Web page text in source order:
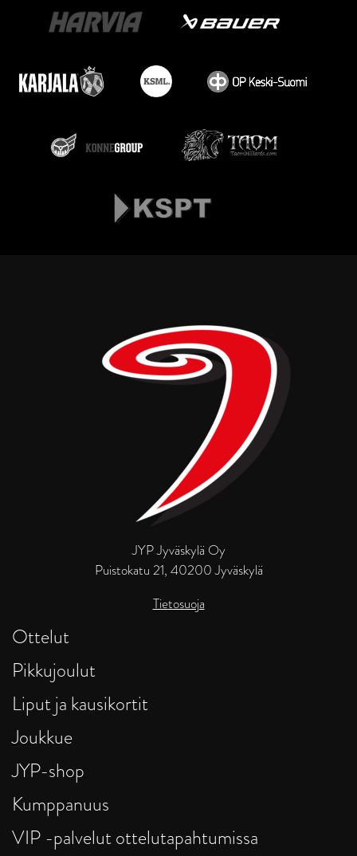
JYP Jyväskylä Oy
Puistokatu 21, 40200 Jyväskylä
Tietosuoja
Ottelut
Pikkujoulut
Liput ja kausikortit
Joukkue
JYP-shop
Kumppanuus
VIP -palvelut ottelutapahtumissa